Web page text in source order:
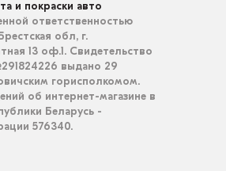
и покраски авто
ответственностью
обл, г.
13 оф.1. Свидетельство
выдано 29
горисполкомом.
об интернет-магазине в
Беларусь -
576340.